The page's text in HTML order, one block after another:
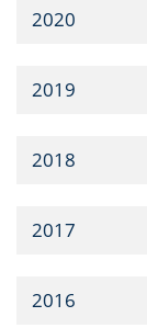
2020
2019
2018
2017
2016